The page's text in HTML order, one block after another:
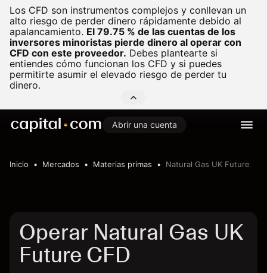
Los CFD son instrumentos complejos y conllevan un
alto riesgo de perder dinero rápidamente debido al
apalancamiento. El 79.75 % de las cuentas de los
inversores minoristas pierde dinero al operar con
CFD con este proveedor. Debes plantearte si
entiendes cómo funcionan los CFD y si puedes
permitirte asumir el elevado riesgo de perder tu
dinero.
Abrir una cuenta
Inicio Mercados Materias primas Natural Gas UK Future
Operar Natural Gas UK
Future CFD